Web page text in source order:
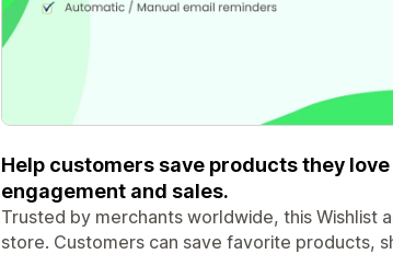
Help customers save products they
engagement and sales.
Trusted by merchants worldwide, this Wishlist
store. Customers can save favorite products,